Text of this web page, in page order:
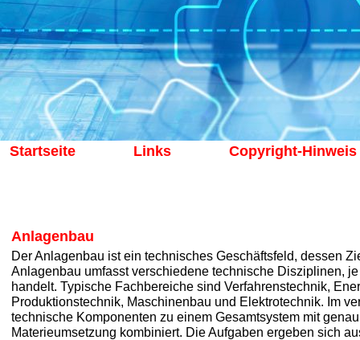
Anlagenbau
Der Anlagenbau ist ein technisches Geschäftsfeld, dessen
Anlagenbau umfasst verschiedene technische Disziplinen,
handelt. Typische Fachbereiche sind Verfahrenstechnik,
Produktionstechnik, Maschinenbau und Elektrotechnik. Im
technische Komponenten zu einem Gesamtsystem mit
Materieumsetzung kombiniert. Die Aufgaben ergeben sich
Startseite Links Copyright-Hinweis